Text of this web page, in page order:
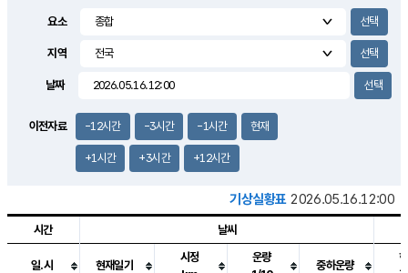
3.2m/s
요소
지역
날짜
이전자료 -12시간 -3시간 -1시간 현재
+1시간 +3시간 +12시간
기상실황표 2026.05.16.12:00
시간 날씨
일.시 현재일기
시정
운량
중하운량